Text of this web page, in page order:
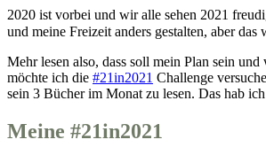
2020 ist vorbei und wir alle sehen 2021
und meine Freizeit anders gestalten, aber das
Mehr lesen also, dass soll mein Plan sein
möchte ich die #21in2021 Challenge
sein 3 Bücher im Monat zu lesen. Das hab
Meine #21in2021